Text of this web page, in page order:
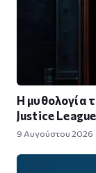
Η μυθολογία
Justice
9 Αυγούστου 2026